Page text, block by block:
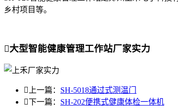
乡村项目等。
大型智能健康管理工作站厂家实力
 上一篇： SH-5018通过式测温门
下一篇： SH-202便携式健康体检一体机